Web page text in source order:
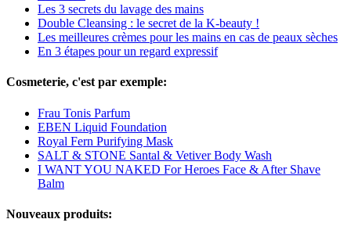
Les 3 secrets du lavage des mains
Double Cleansing : le secret de la K-beauty !
Les meilleures crèmes pour les mains en cas de peaux sèches
En 3 étapes pour un regard expressif
Cosmeterie, c'est par exemple:
Frau Tonis Parfum
EBEN Liquid Foundation
Royal Fern Purifying Mask
SALT & STONE Santal & Vetiver Body Wash
I WANT YOU NAKED For Heroes Face & After Shave
Balm
Nouveaux produits: